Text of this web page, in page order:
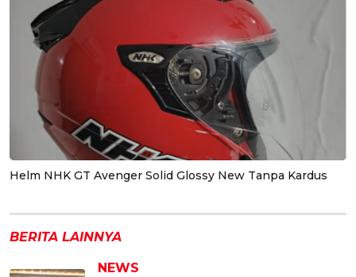
Helm NHK GT Avenger Solid Glossy New Tanpa Kardus
BERITA LAINNYA
NEWS